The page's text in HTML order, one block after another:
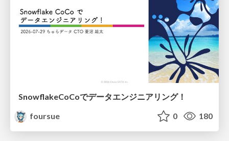
SnowflakeCoCoでデータエンジニアリング！
foursue
0 180